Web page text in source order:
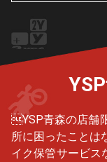
YSP青森の店舗
所に困ったことは
イク保管サービス